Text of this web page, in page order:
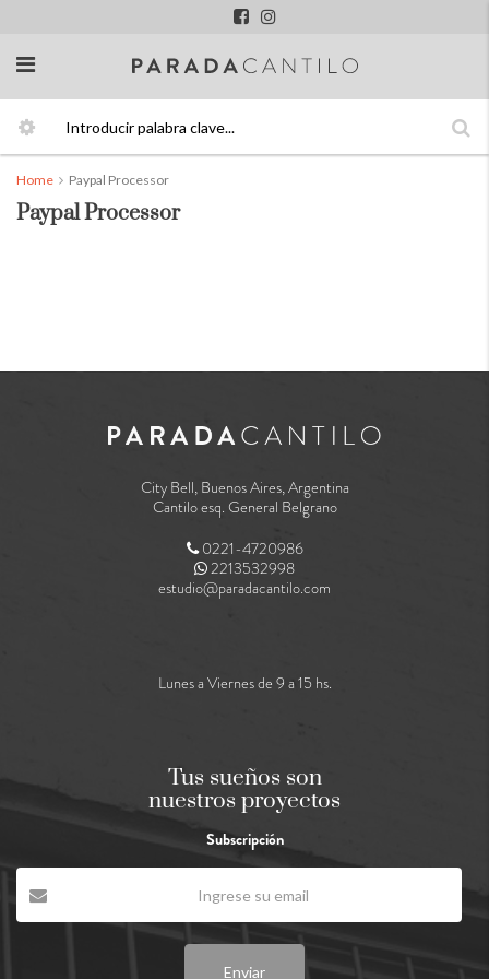
Home Paypal Processor
Paypal Processor
City Bell, Buenos Aires, Argentina
Cantilo esq. General Belgrano
0221-4720986
2213532998
estudio@paradacantilo.com
Lunes a Viernes de 9 a 15 hs.
Tus sueños son
nuestros proyectos
Subscripción
Enviar